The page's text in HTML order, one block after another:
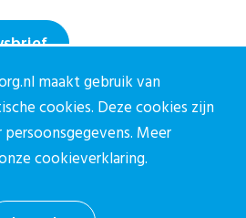
maakt gebruik van
cookies. Deze cookies zijn
Meer
cookieverklaring.